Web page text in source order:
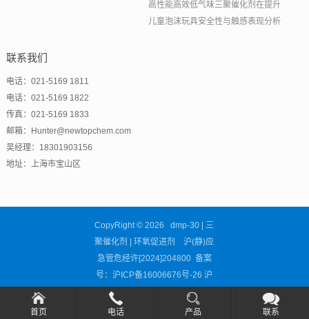
高性能高效低气味三聚催化剂在提升
儿童泡沫玩具安全性与触感表现分析
联系我们
电话：021-5169 1811
电话：021-5169 1822
传真：021-5169 1833
邮箱：Hunter@newtopchem.com
吴经理：18301903156
地址：上海市宝山区
CopyRight © 2026 dmp-30 | 三
聚催化剂 | 环氧促进剂 沪(静)应
急管危经许[2024]204800 备案
号：沪ICP备16006676号-26 沪
公网安备31011302002681号
首页 电话 产品 联系